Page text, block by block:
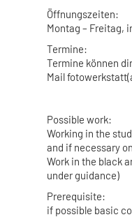
Öffnungszeiten:
Montag – Freitag,
Termine:
Termine können
Mail
Possible work:
Working in the
and if necessary
Work in the black
under guidance)
Prerequisite:
if possible basic